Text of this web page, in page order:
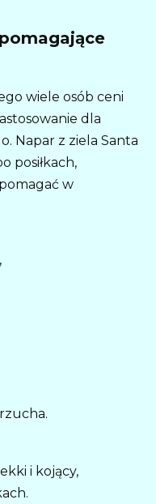
wiele osób ceni
dla
Napar z ziela Santa
posiłkach,
w
i kojący,